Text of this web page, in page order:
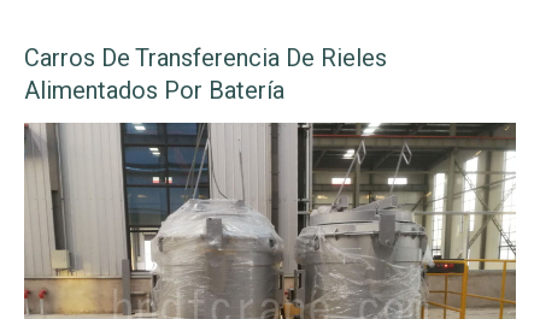
Carros De Transferencia De Rieles
Alimentados Por Batería